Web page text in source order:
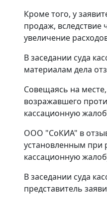
Кроме того, у
продаж, вследствие
увеличение
В заседании суда
материалам дела
Совещаясь на
возражавшего
кассационную
ООО "СоКИА" в
установленным при
кассационную
В заседании суда
представитель